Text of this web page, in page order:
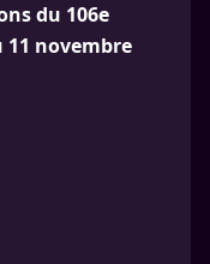
du 106e
11 novembre